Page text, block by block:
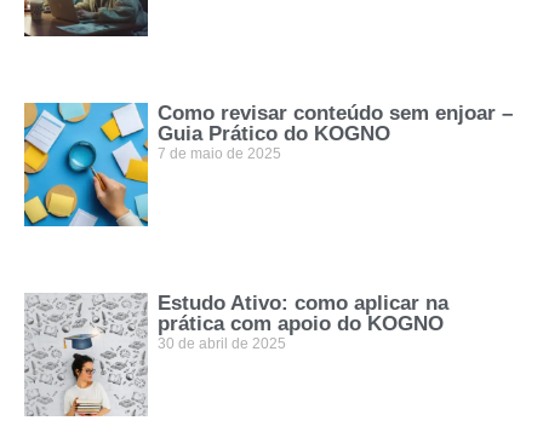
Como revisar conteúdo sem enjoar –
Guia Prático do KOGNO
7 de maio de 2025
Estudo Ativo: como aplicar na
prática com apoio do KOGNO
30 de abril de 2025